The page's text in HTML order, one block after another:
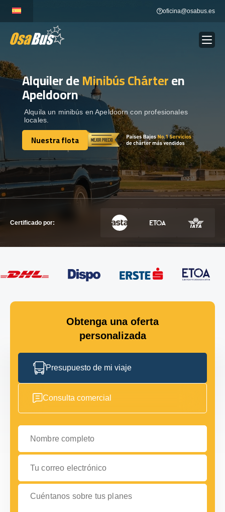
content
oficina@osabus.es
ALQUILER DE AUTOCARES Show dropdown
DESTINOS
RECORRIDAS Show dropdown
Alquiler deMinibús Chárteren
Apeldoorn
Alquila un minibús en Apeldoorn con profesionales
locales.
Nuestra flota
Nuestra flota
Certificado por:
Obtenga una oferta
personalizada
Presupuesto de mi viaje
Consulta comercial
Nombre completo
Tu correo electrónico
Cuéntanos sobre tus planes